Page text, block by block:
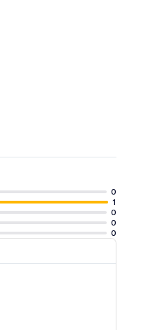
0
1
0
0
0